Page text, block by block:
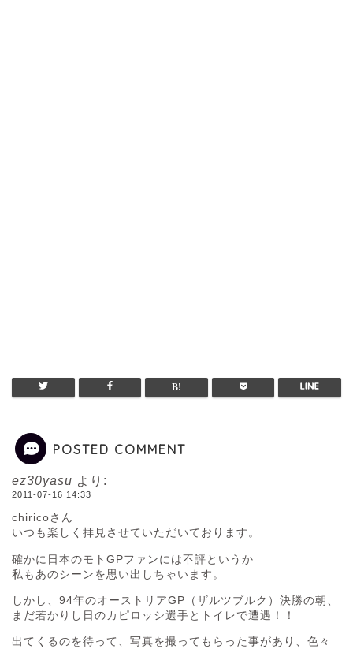
POSTED COMMENT
ez30yasu より:
2011-07-16 14:33
chiricoさん
いつも楽しく拝見させていただいております。
確かに日本のモトGPファンには不評というか
私もあのシーンを思い出しちゃいます。
しかし、94年のオーストリアGP（ザルツブルク）決勝の朝、
まだ若かりし日のカピロッシ選手とトイレで遭遇！！
出てくるのを待って、写真を撮ってもらった事があり、色々